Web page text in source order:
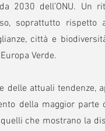
2030 dell’ONU. Un
soprattutto
città e
Verde.
delle attuali tendenze,
della maggior
che mostrano la